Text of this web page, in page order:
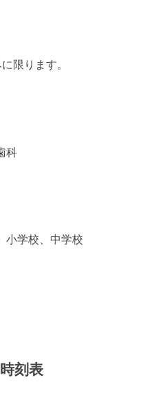
限ります。
科
小学校、中学校
刻表